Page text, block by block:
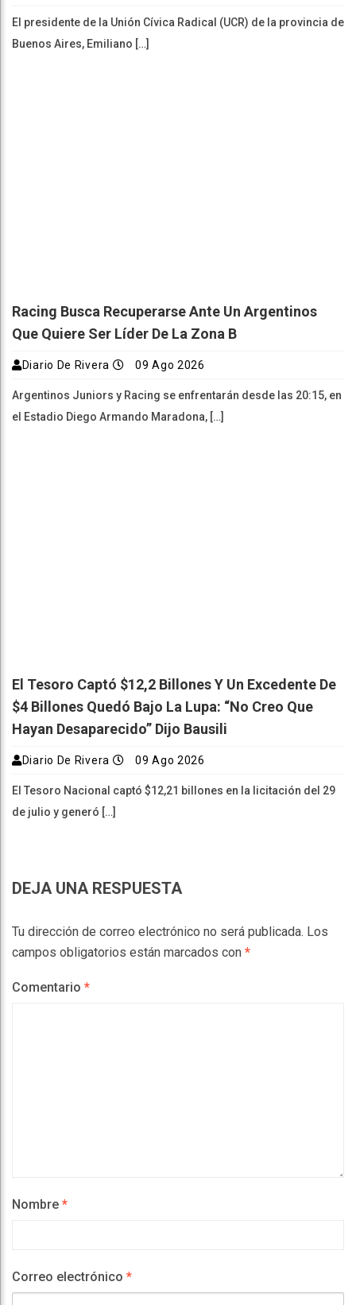
El presidente de la Unión Cívica Radical (UCR) de la provincia de
Buenos Aires, Emiliano […]
Racing Busca Recuperarse Ante Un Argentinos
Que Quiere Ser Líder De La Zona B
Diario De Rivera 09 Ago 2026
Argentinos Juniors y Racing se enfrentarán desde las 20:15, en
el Estadio Diego Armando Maradona, […]
El Tesoro Captó $12,2 Billones Y Un Excedente De
$4 Billones Quedó Bajo La Lupa: “No Creo Que
Hayan Desaparecido” Dijo Bausili
Diario De Rivera 09 Ago 2026
El Tesoro Nacional captó $12,21 billones en la licitación del 29
de julio y generó […]
DEJA UNA RESPUESTA
Tu dirección de correo electrónico no será publicada. Los
campos obligatorios están marcados con *
Comentario *
Nombre *
Correo electrónico *